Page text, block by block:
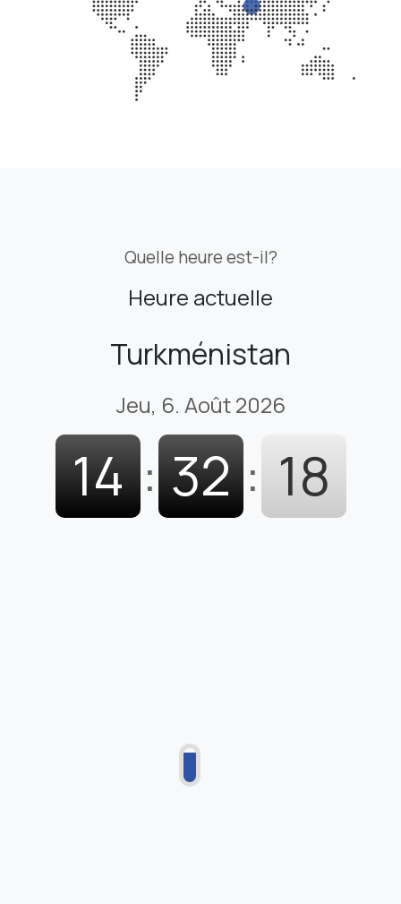
Quelle heure est-il?
Heure actuelle
Turkménistan
Jeu, 6. Août 2026
14 : 32 : 19